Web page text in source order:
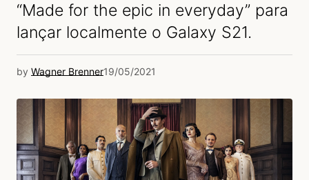
“Made for the epic in everyday” para
lançar localmente o Galaxy S21.
by Wagner Brenner19/05/2021